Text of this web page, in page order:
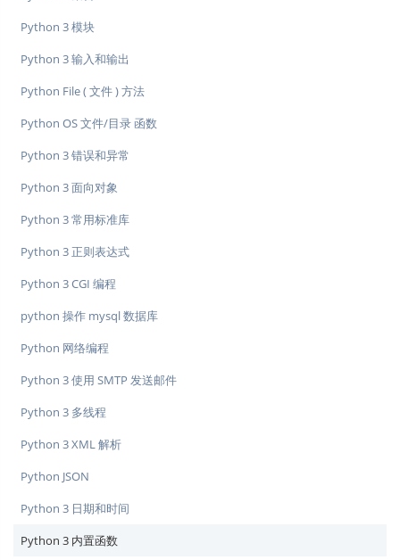
Python 3 模块
Python 3 输入和输出
Python File ( 文件 ) 方法
Python OS 文件/目录 函数
Python 3 错误和异常
Python 3 面向对象
Python 3 常用标准库
Python 3 正则表达式
Python 3 CGI 编程
python 操作 mysql 数据库
Python 网络编程
Python 3 使用 SMTP 发送邮件
Python 3 多线程
Python 3 XML 解析
Python JSON
Python 3 日期和时间
Python 3 内置函数